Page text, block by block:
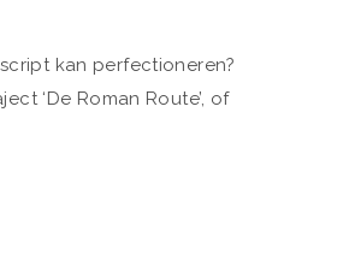
kan perfectioneren?
‘De Roman Route’, of